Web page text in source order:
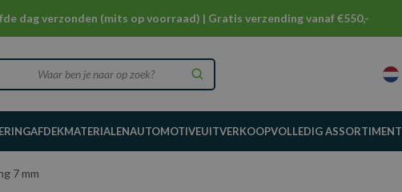
dag verzonden (mits op voorraad) | Gratis verzending vanaf €550,-
AFDEKMATERIALENAUTOMOTIVEUITVERKOOPVOLLEDIG ASSORTIMENT
7 mm